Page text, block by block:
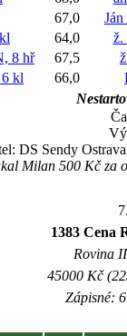
67,0
64,0
ž.
8 hř 67,5
kl 66,0
DS Sendy
Milan 500 Kč za
1383 Cena
Rovina
45000 Kč
Zápisné: